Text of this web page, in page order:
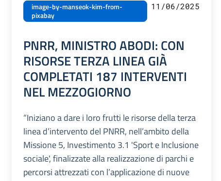
image-by-manseok-kim-from-
pixabay
11/06/2025
PNRR, MINISTRO ABODI: CON
RISORSE TERZA LINEA GIÀ
COMPLETATI 187 INTERVENTI
NEL MEZZOGIORNO
“Iniziano a dare i loro frutti le risorse della terza
linea d’intervento del PNRR, nell’ambito della
Missione 5, Investimento 3.1 'Sport e Inclusione
sociale', finalizzate alla realizzazione di parchi e
percorsi attrezzati con l’applicazione di nuove